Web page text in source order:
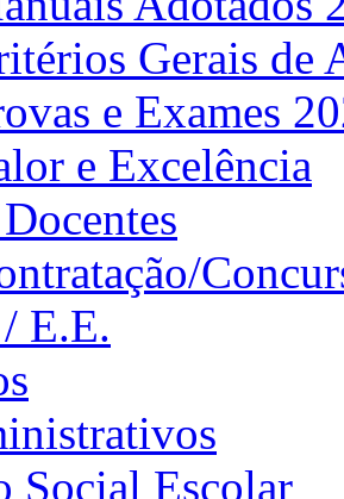
Gerais de
e Exames
e Excelência
E.E.
Social Escolar